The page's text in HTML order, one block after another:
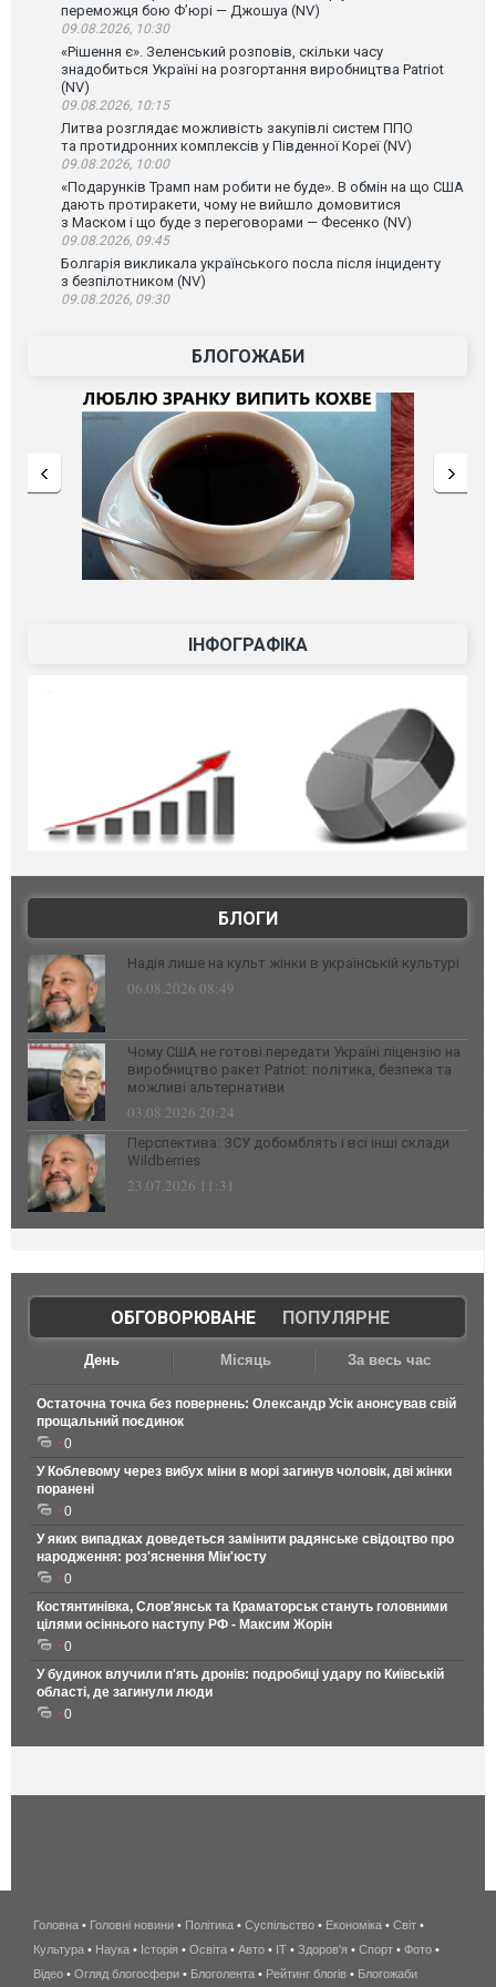
переможця бою Ф’юрі — Джошуа (NV)
09.08.2026, 10:30
«Рішення є». Зеленський розповів, скільки часу
знадобиться Україні на розгортання виробництва Patriot
(NV)
09.08.2026, 10:15
Литва розглядає можливість закупівлі систем ППО
та протидронних комплексів у Південної Кореї (NV)
09.08.2026, 10:00
«Подарунків Трамп нам робити не буде». В обмін на що США
дають протиракети, чому не вийшло домовитися
з Маском і що буде з переговорами — Фесенко (NV)
09.08.2026, 09:45
Болгарія викликала українського посла після інциденту
з безпілотником (NV)
09.08.2026, 09:30
БЛОГОЖАБИ
ІНФОГРАФІКА
БЛОГИ
Надія лише на культ жінки в українській культурі
06.08.2026 08:49
Чому США не готові передати Україні ліцензію на
виробництво ракет Patriot: політика, безпека та
можливі альтернативи
03.08.2026 20:24
Перспектива: ЗСУ добомблять і всі інші склади
Wildberries
23.07.2026 11:31
ОБГОВОРЮВАНЕ| ПОПУЛЯРНЕ
День Місяць За весь час
Остаточна точка без повернень: Олександр Усік анонсував свій
прощальний поєдинок
0
У Коблевому через вибух міни в морі загинув чоловік, дві жінки
поранені
0
У яких випадках доведеться замінити радянське свідоцтво про
народження: роз'яснення Мін'юсту
0
Костянтинівка, Слов'янськ та Краматорськ стануть головними
цілями осіннього наступу РФ - Максим Жорін
0
У будинок влучили п'ять дронів: подробиці удару по Київській
області, де загинули люди
0
беспроводной
интернет
киев
Головна • Головні новини • Політика • Суспільство • Економіка • Світ •
Культура • Наука • Історія • Освіта • Авто • IT • Здоров'я • Спорт • Фото •
Відео • Огляд блогосфери • Блоголента • Рейтинг блогів • Блогожаби